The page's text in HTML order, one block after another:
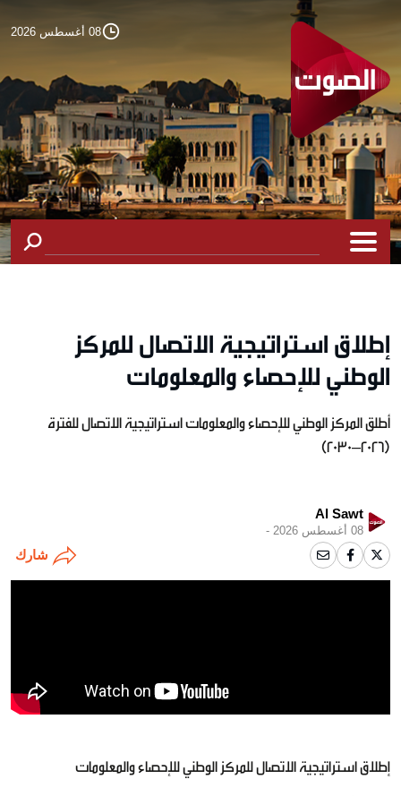
08 أغسطس 2026
إطلاق استراتيجية الاتصال للمركز
الوطني للإحصاء والمعلومات
أطلق المركز الوطني للإحصاء والمعلومات استراتيجية الاتصال للفترة
(2026–2030)
Al Sawt
08 أغسطس 2026 -
شارك
إطلاق استراتيجية الاتصال للمركز الوطني للإحصاء والمعلومات